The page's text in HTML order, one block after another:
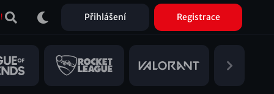
Přihlášení Registrace